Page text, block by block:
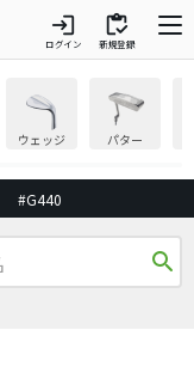
login
ログイン
inventory
新規登録
ウェッジ パター
#G440
search